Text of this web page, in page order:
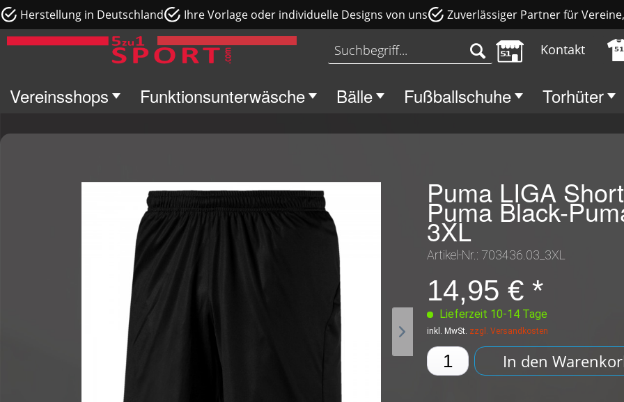
Herstellung in Deutschland Ihre Vorlage oder individuelle Designs von uns Zuverlässiger Partner für
Kontakt
Vereinsshops Funktionsunterwäsche Bälle Fußballschuhe Torhüter
Puma LIGA
Puma Black-
3XL
Artikel-Nr.: 703436.03_3XL
14,95 € *
Lieferzeit 10-14 Tage
inkl. MwSt. zzgl. Versandkosten
In den